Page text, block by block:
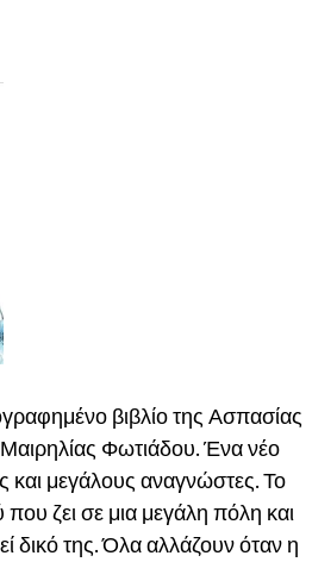
βιβλίο της Ασπασίας
Φωτιάδου. Ένα νέο
και μεγάλους αναγνώστες. Το
που ζει σε μια μεγάλη πόλη και
δικό της. Όλα αλλάζουν όταν η